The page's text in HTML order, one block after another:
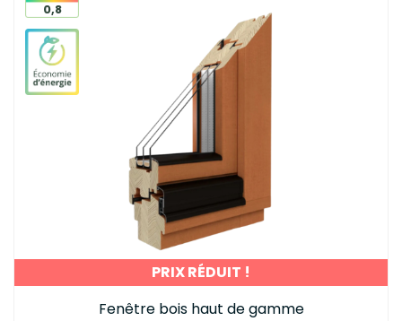
0,8
PRIX RÉDUIT !
Fenêtre bois haut de gamme